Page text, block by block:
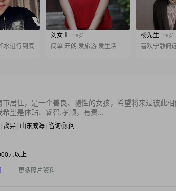
水进行到底
刘女士 28岁
简单 开朗 爱旅游 爱生活
杨先生 26岁
喜欢宁静偏
居住，是一个善良、随性的女孩，希望将来过彼此
望是体贴、睿智.孝顺，有责...
| 离异 | 山东威海 | 咨询/顾问
元以上
更多照片资料